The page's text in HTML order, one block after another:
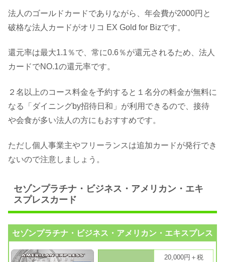
法人のゴールドカードでありながら、年会費が2000円と
破格な法人カードがオリコ EX Gold for Bizです。
還元率は最大1.1％で、常に0.6％が還元されるため、法人
カードでNO.1の還元率です。
２名以上のコース料金を予約すると１名分の料金が無料に
なる「ダイニングby招待日和」が利用できるので、接待
や会食が多い法人の方にもおすすめです。
ただし個人事業主やフリーランスは追加カードが発行でき
ないので注意しましょう。
セゾンプラチナ・ビジネス・アメリカン・エキ
スプレスカード
セゾンプラチナ・ビジネス・アメリカン・エキスプレス
20,000円＋税